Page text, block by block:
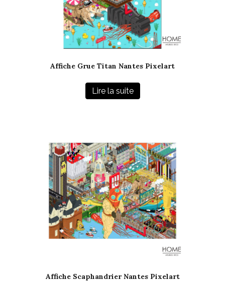
Affiche Grue Titan Nantes Pixelart
Lire la suite
Affiche Scaphandrier Nantes Pixelart